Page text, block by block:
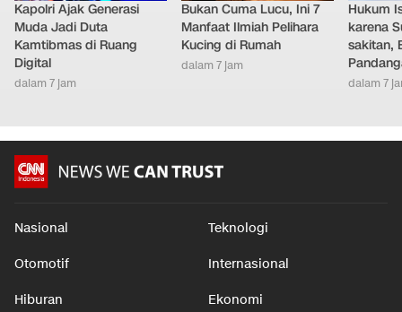
Kapolri Ajak Generasi
Muda Jadi Duta
Kamtibmas di Ruang
Digital
dalam 7 jam
Bukan Cuma Lucu, Ini 7
Manfaat Ilmiah Pelihara
Kucing di Rumah
dalam 7 jam
Hukum
karena
sakitan,
dalam 7
Nasional Teknologi
Otomotif Internasional
Hiburan Ekonomi